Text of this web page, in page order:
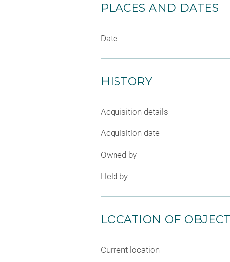
PLACES AND DATES
Date
HISTORY
Acquisition details
Acquisition date
Owned by
Held by
LOCATION OF OBJECT
Current location